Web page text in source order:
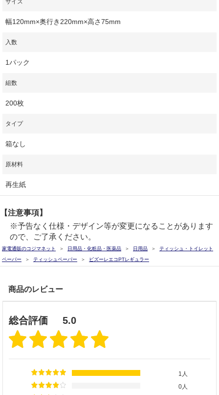
幅120mm×奥行き220mm×高さ75mm
入数
1パック
組数
200枚
タイプ
箱なし
原材料
再生紙
【注意事項】
※予告なく仕様・デザイン等が変更になることがあります
ので、ご了承ください。
家電通販のコジマネット 日用品・化粧品・医薬品 日用品
ティッシュ・トイレット
ペーパー
ティッシュペーパー ビズーレエコPTレギュラー
商品のレビュー
総合評価 5.0
1人
0人